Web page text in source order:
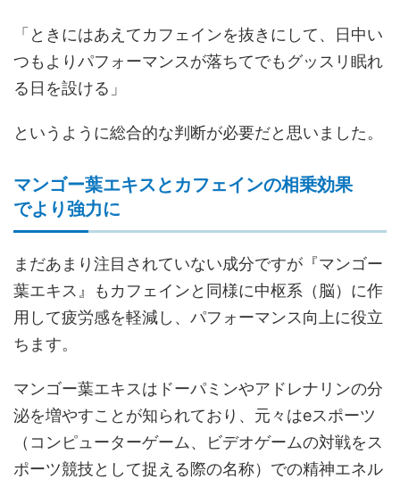
「ときにはあえてカフェインを抜きにして、日中い
つもよりパフォーマンスが落ちてでもグッスリ眠れ
る日を設ける」
というように総合的な判断が必要だと思いました。
マンゴー葉エキスとカフェインの相乗効果
でより強力に
まだあまり注目されていない成分ですが『マンゴー
葉エキス』もカフェインと同様に中枢系（脳）に作
用して疲労感を軽減し、パフォーマンス向上に役立
ちます。
マンゴー葉エキスはドーパミンやアドレナリンの分
泌を増やすことが知られており、元々はeスポーツ
（コンピューターゲーム、ビデオゲームの対戦をス
ポーツ競技として捉える際の名称）での精神エネル